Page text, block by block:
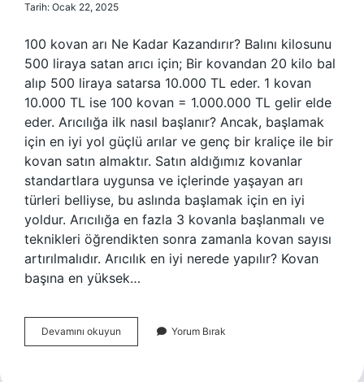
Tarih: Ocak 22, 2025
100 kovan arı Ne Kadar Kazandırır? Balını kilosunu
500 liraya satan arıcı için; Bir kovandan 20 kilo bal
alıp 500 liraya satarsa ​​10.000 TL eder. 1 kovan
10.000 TL ise 100 kovan = 1.000.000 TL gelir elde
eder. Arıcılığa ilk nasıl başlanır? Ancak, başlamak
için en iyi yol güçlü arılar ve genç bir kraliçe ile bir
kovan satın almaktır. Satın aldığımız kovanlar
standartlara uygunsa ve içlerinde yaşayan arı
türleri belliyse, bu aslında başlamak için en iyi
yoldur. Arıcılığa en fazla 3 kovanla başlanmalı ve
teknikleri öğrendikten sonra zamanla kovan sayısı
artırılmalıdır. Arıcılık en iyi nerede yapılır? Kovan
başına en yüksek…
Devamını okuyun
Nerede
Yorum Bırak